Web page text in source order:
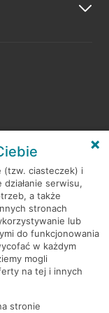
o wizycie.
(tzw. ciasteczek) i
serwisu,
a także
stronach
lub
do funkcjonowania
w każdym
mogli
na tej i innych
stronie